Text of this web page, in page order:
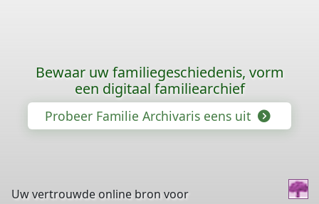
Bewaar uw familiegeschiedenis, vorm
een digitaal familiearchief
Probeer Familie Archivaris eens uit
Uw vertrouwde online bron voor